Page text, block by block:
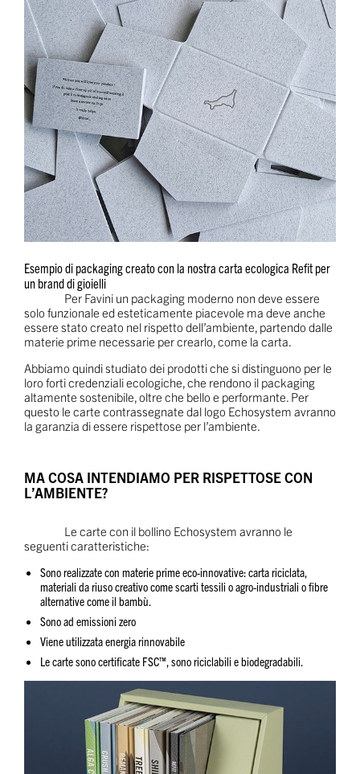
Esempio di packaging creato con la nostra carta ecologica Refit per
un brand di gioielli
Per Favini un packaging moderno non deve essere
solo funzionale ed esteticamente piacevole ma deve anche
essere stato creato nel rispetto dell’ambiente, partendo dalle
materie prime necessarie per crearlo, come la carta.
Abbiamo quindi studiato dei prodotti che si distinguono per le
loro forti credenziali ecologiche, che rendono il packaging
altamente sostenibile, oltre che bello e performante. Per
questo le carte contrassegnate dal logo Echosystem avranno
la garanzia di essere rispettose per l’ambiente.
MA COSA INTENDIAMO PER RISPETTOSE CON
L’AMBIENTE?
Le carte con il bollino Echosystem avranno le
seguenti caratteristiche:
Sono realizzate con materie prime eco-innovative: carta riciclata,
materiali da riuso creativo come scarti tessili o agro-industriali o fibre
alternative come il bambù.
Sono ad emissioni zero
Viene utilizzata energia rinnovabile
Le carte sono certificate FSC™, sono riciclabili e biodegradabili.